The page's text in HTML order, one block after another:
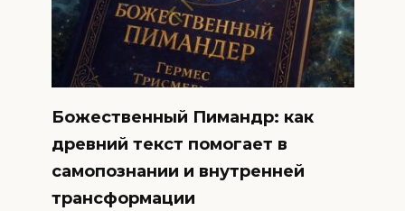
Божественный Пимандр: как
древний текст помогает в
самопознании и внутренней
трансформации